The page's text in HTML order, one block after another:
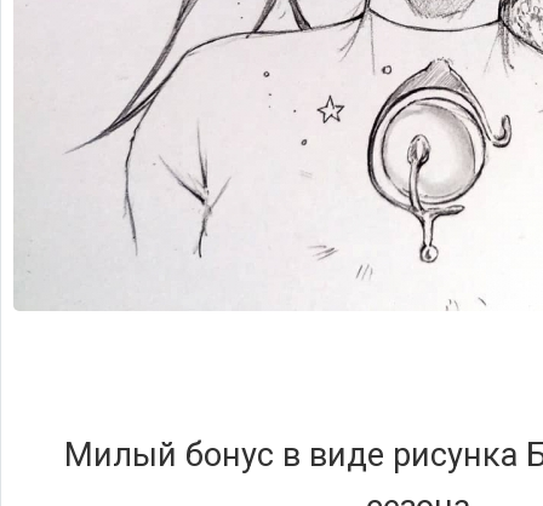
Милый бонус в виде рисунка